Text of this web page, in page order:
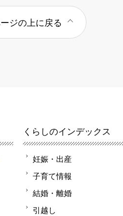
ジの上に戻る
くらしのインデックス
妊娠・出産
子育て情報
結婚・離婚
引越し